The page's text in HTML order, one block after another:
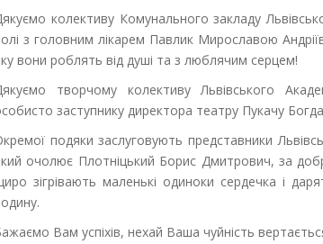
колективу Комунального закладу
з головним лікарем Павлик Мирославою
вони роблять від душі та з люблячим серцем!
творчому колективу Львівського
заступнику директора театру Пукачу
подяки заслуговують представники
очолює Плотніцький Борис Дмитрович, за
зігрівають маленькі одиноки сердечка і
Вам успіхів, нехай Ваша чуйність